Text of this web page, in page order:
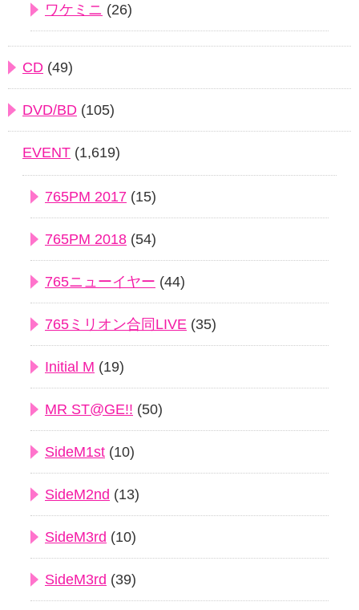
ワケミニ (26)
CD (49)
DVD/BD (105)
EVENT (1,619)
765PM 2017 (15)
765PM 2018 (54)
765ニューイヤー (44)
765ミリオン合同LIVE (35)
Initial M (19)
MR ST@GE!! (50)
SideM1st (10)
SideM2nd (13)
SideM3rd (10)
SideM3rd (39)